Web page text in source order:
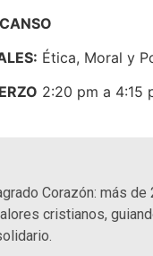
Ética, Moral y
2:20 pm a 4:15
Corazón: más
cristianos,